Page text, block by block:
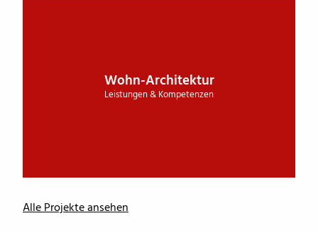
Wohn-Architektur
Leistungen & Kompetenzen
Alle Projekte ansehen